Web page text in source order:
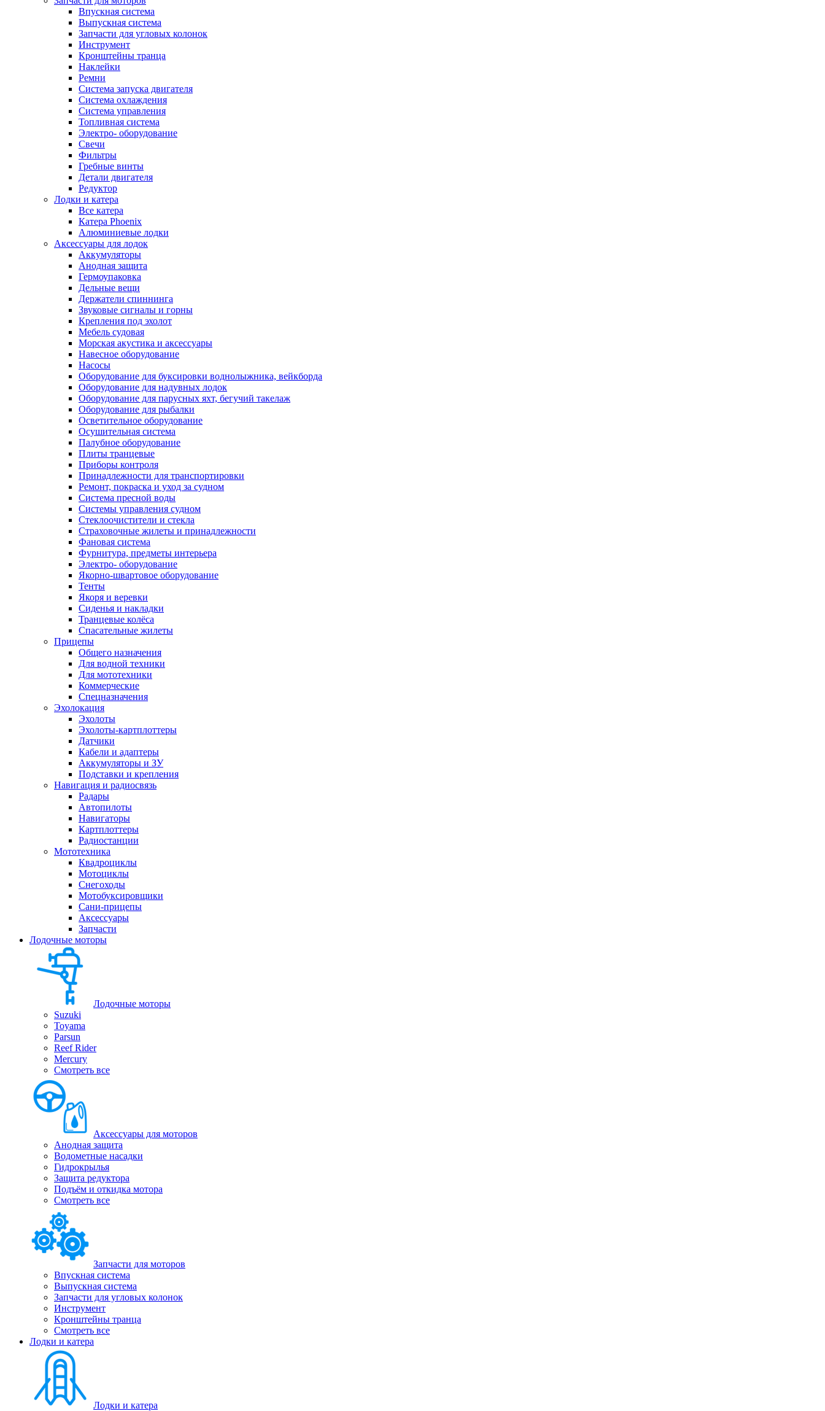
Впускная система
Выпускная система
Запчасти для угловых колонок
Инструмент
Кронштейны транца
Наклейки
Ремни
Система запуска двигателя
Система охлаждения
Система управления
Топливная система
Электро- оборудование
Свечи
Фильтры
Гребные винты
Детали двигателя
Редуктор
Лодки и катера
Все катера
Катера Phoenix
Алюминиевые лодки
Аксессуары для лодок
Аккумуляторы
Анодная защита
Гермоупаковка
Дельные вещи
Держатели спиннинга
Звуковые сигналы и горны
Крепления под эхолот
Мебель судовая
Морская акустика и аксессуары
Навесное оборудование
Насосы
Оборудование для буксировки воднолыжника, вейкборда
Оборудование для надувных лодок
Оборудование для парусных яхт, бегучий такелаж
Оборудование для рыбалки
Осветительное оборудование
Осушительная система
Палубное оборудование
Плиты транцевые
Приборы контроля
Принадлежности для транспортировки
Ремонт, покраска и уход за судном
Система пресной воды
Системы управления судном
Стеклоочистители и стекла
Страховочные жилеты и принадлежности
Фановая система
Фурнитура, предметы интерьера
Электро- оборудование
Якорно-швартовое оборудование
Тенты
Якоря и веревки
Сиденья и накладки
Транцевые колёса
Спасательные жилеты
Прицепы
Общего назначения
Для водной техники
Для мототехники
Коммерческие
Спецназначения
Эхолокация
Эхолоты
Эхолоты-картплоттеры
Датчики
Кабели и адаптеры
Аккумуляторы и ЗУ
Подставки и крепления
Навигация и радиосвязь
Радары
Автопилоты
Навигаторы
Картплоттеры
Радиостанции
Мототехника
Квадроциклы
Мотоциклы
Снегоходы
Мотобуксировщики
Сани-прицепы
Аксессуары
Запчасти
Лодочные моторы
Лодочные моторы
Suzuki
Toyama
Parsun
Reef Rider
Mercury
Смотреть все
Аксессуары для моторов
Анодная защита
Водометные насадки
Гидрокрылья
Защита редуктора
Подъём и откидка мотора
Смотреть все
Запчасти для моторов
Впускная система
Выпускная система
Запчасти для угловых колонок
Инструмент
Кронштейны транца
Смотреть все
Лодки и катера
Лодки и катера